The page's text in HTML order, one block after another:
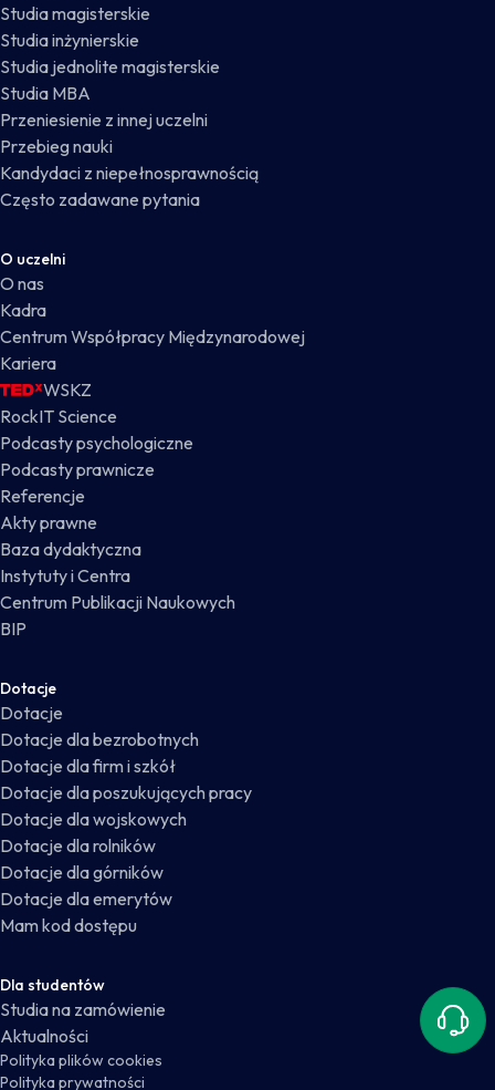
Studia magisterskie
Studia inżynierskie
Studia jednolite magisterskie
Studia MBA
Przeniesienie z innej uczelni
Przebieg nauki
Kandydaci z niepełnosprawnością
Często zadawane pytania
O uczelni
O nas
Kadra
Centrum Współpracy Międzynarodowej
Kariera
WSKZ
RockIT Science
Podcasty psychologiczne
Podcasty prawnicze
Referencje
Akty prawne
Baza dydaktyczna
Instytuty i Centra
Centrum Publikacji Naukowych
BIP
Dotacje
Dotacje
Dotacje dla bezrobotnych
Dotacje dla firm i szkół
Dotacje dla poszukujących pracy
Dotacje dla wojskowych
Dotacje dla rolników
Dotacje dla górników
Dotacje dla emerytów
Mam kod dostępu
Dla studentów
Studia na zamówienie
Aktualności
Polityka plików cookies
Polityka prywatności